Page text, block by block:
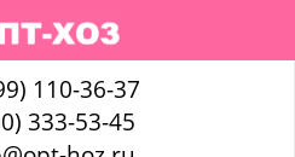
110-36-37
333-53-45